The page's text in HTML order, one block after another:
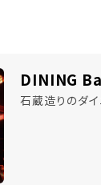
DINING
石蔵造りのダ